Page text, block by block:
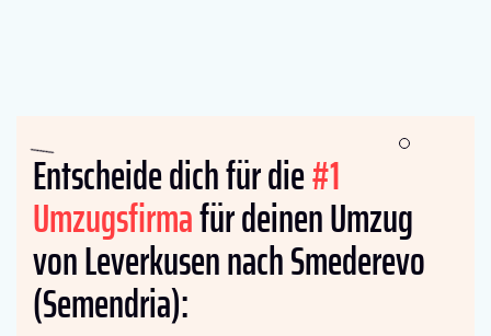
Entscheide dich für die#1
Umzugsfirmafür deinen Umzug
von Leverkusen nach Smederevo
(Semendria):